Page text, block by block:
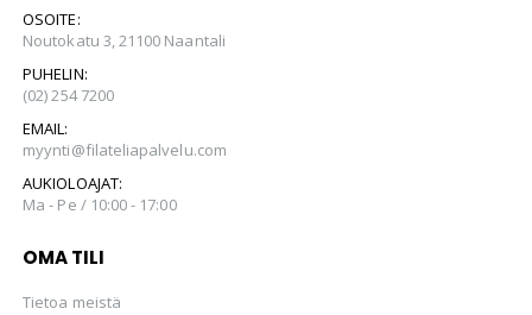
OSOITE:
Noutokatu 3, 21100 Naantali
PUHELIN:
(02) 254 7200
EMAIL:
myynti@filateliapalvelu.com
AUKIOLOAJAT:
Ma - Pe / 10:00 - 17:00
OMA TILI
Tietoa meistä